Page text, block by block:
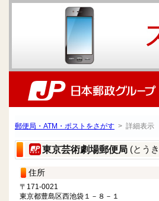
郵便局・ATM・ポストをさがす > 詳細表示
東京芸術劇場郵便局 (とう
住所
〒171-0021
東京都豊島区西池袋１－８－１